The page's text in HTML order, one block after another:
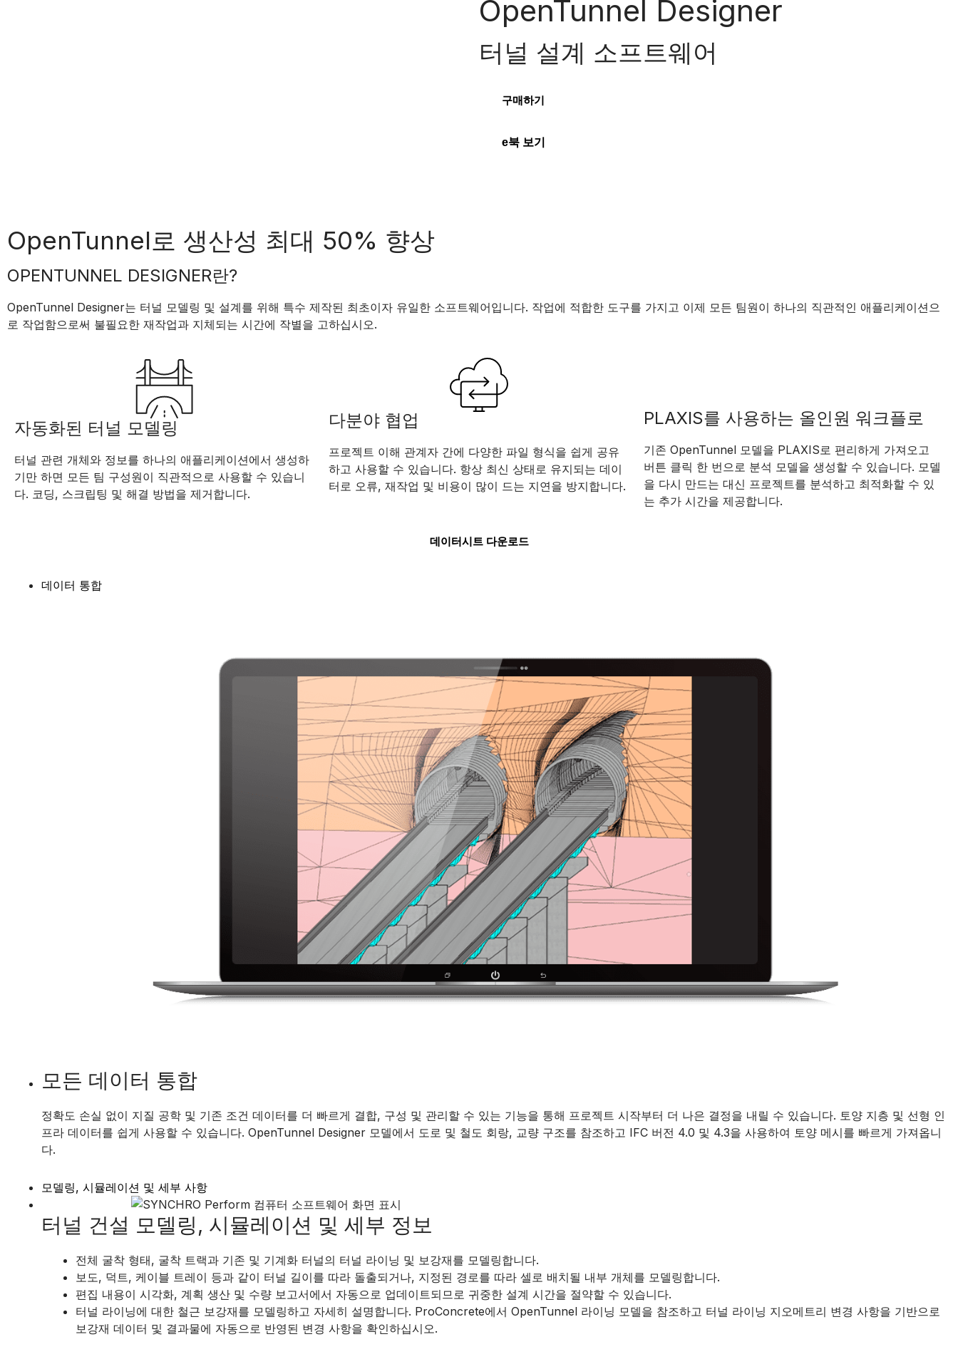
OpenTunnel Designer
터널 설계 소프트웨어
구매하기
e북 보기
OpenTunnel로 생산성 최대 50% 향상
OPENTUNNEL DESIGNER란?
OpenTunnel Designer는 터널 모델링 및 설계를 위해 특수 제작된 최초이자 유일한 소프트웨어입니다. 작업에 적합한 도구를 가지고 이제 모든 팀원이 하나의 직관적인 애플리케이션으
로 작업함으로써 불필요한 재작업과 지체되는 시간에 작별을 고하십시오.
자동화된 터널 모델링
터널 관련 개체와 정보를 하나의 애플리케이션에서 생성하
기만 하면 모든 팀 구성원이 직관적으로 사용할 수 있습니
다. 코딩, 스크립팅 및 해결 방법을 제거합니다.
다분야 협업
프로젝트 이해 관계자 간에 다양한 파일 형식을 쉽게 공유
하고 사용할 수 있습니다. 항상 최신 상태로 유지되는 데이
터로 오류, 재작업 및 비용이 많이 드는 지연을 방지합니다.
PLAXIS를 사용하는 올인원 워크플로
기존 OpenTunnel 모델을 PLAXIS로 편리하게 가져오고
버튼 클릭 한 번으로 분석 모델을 생성할 수 있습니다. 모델
을 다시 만드는 대신 프로젝트를 분석하고 최적화할 수 있
는 추가 시간을 제공합니다.
데이터시트 다운로드
데이터 통합
모든 데이터 통합
정확도 손실 없이 지질 공학 및 기존 조건 데이터를 더 빠르게 결합, 구성 및 관리할 수 있는 기능을 통해 프로젝트 시작부터 더 나은 결정을 내릴 수 있습니다. 토양 지층 및 선형 인
프라 데이터를 쉽게 사용할 수 있습니다. OpenTunnel Designer 모델에서 도로 및 철도 회랑, 교량 구조를 참조하고 IFC 버전 4.0 및 4.3을 사용하여 토양 메시를 빠르게 가져옵니
다.
모델링, 시뮬레이션 및 세부 사항
터널 건설 모델링, 시뮬레이션 및 세부 정보
전체 굴착 형태, 굴착 트랙과 기존 및 기계화 터널의 터널 라이닝 및 보강재를 모델링합니다.
보도, 덕트, 케이블 트레이 등과 같이 터널 길이를 따라 돌출되거나, 지정된 경로를 따라 셀로 배치될 내부 개체를 모델링합니다.
편집 내용이 시각화, 계획 생산 및 수량 보고서에서 자동으로 업데이트되므로 귀중한 설계 시간을 절약할 수 있습니다.
터널 라이닝에 대한 철근 보강재를 모델링하고 자세히 설명합니다. ProConcrete에서 OpenTunnel 라이닝 모델을 참조하고 터널 라이닝 지오메트리 변경 사항을 기반으로
보강재 데이터 및 결과물에 자동으로 반영된 변경 사항을 확인하십시오.